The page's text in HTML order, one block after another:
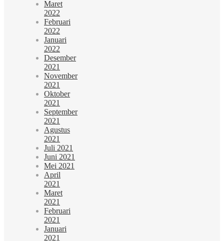
Maret
2022
Februari
2022
Januari
2022
Desember
2021
November
2021
Oktober
2021
September
2021
Agustus
2021
Juli 2021
Juni 2021
Mei 2021
April
2021
Maret
2021
Februari
2021
Januari
2021